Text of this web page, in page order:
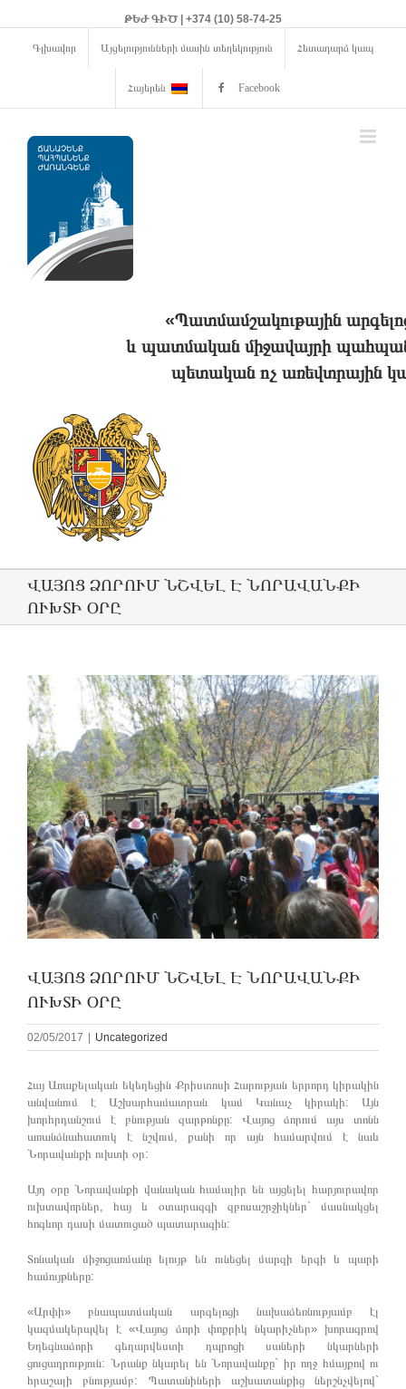
ԹԵԺ ԳԻԾ | +374 (10) 58-74-25
Գլխավոր Այցելությունների մասին տեղեկություն Հետադարձ կապ
Հայերեն Facebook
«Պատմամշակութային
և պատմական միջավայրի
պետական ոչ առեվտրային
ՎԱՅՈՑ ՁՈՐՈՒՄ ՆՇՎԵԼ Է ՆՈՐԱՎԱՆՔԻ
ՈՒԽՏԻ ՕՐԸ
View
Larger
Image
ՎԱՅՈՑ ՁՈՐՈՒՄ ՆՇՎԵԼ Է ՆՈՐԱՎԱՆՔԻ
ՈՒԽՏԻ ՕՐԸ
02/05/2017 Uncategorized
Հայ Առաքելական եկեղեցին Քրիստոսի Հարության երրորդ կիրակին
անվանում է Աշխարհամատրան կամ Կանաչ կիրակի: Այն
խորհրդանշում է բնության զարթոնքը: Վայոց ձորում այս տոնն
առանձնահատուկ է նշվում, քանի որ այն համարվում է նաև
Նորավանքի ուխտի օր:
Այդ օրը Նորավանքի վանական համալիր են այցելել հարյուրավոր
ուխտավորներ, հայ և օտարազգի զբոսաշրջիկներ` մասնակցել
հոգևոր դասի մատուցած պատարագին:
Տոնական միջոցառմանը ելույթ են ունեցել մարզի երգի և պարի
համույթները:
«Արփի» բնապատմական արգելոցի նախաձեռնությամբ էլ
կազմակերպվել է «Վայոց ձորի փոքրիկ նկարիչներ» խորագրով
Եղեգնաձորի գեղարվեստի դպրոցի սաների նկարների
ցուցադրություն: Նրանք նկարել են Նորավանքը` իր ողջ հմայքով ու
հրաշալի բնությամբ: Պատանիների աշխատանքից ներշնչվելով`